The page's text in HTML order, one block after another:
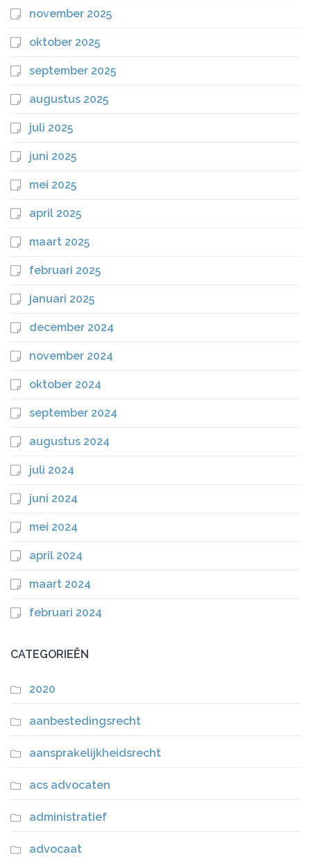
november 2025
oktober 2025
september 2025
augustus 2025
juli 2025
juni 2025
mei 2025
april 2025
maart 2025
februari 2025
januari 2025
december 2024
november 2024
oktober 2024
september 2024
augustus 2024
juli 2024
juni 2024
mei 2024
april 2024
maart 2024
februari 2024
CATEGORIEËN
2020
aanbestedingsrecht
aansprakelijkheidsrecht
acs advocaten
administratief
advocaat